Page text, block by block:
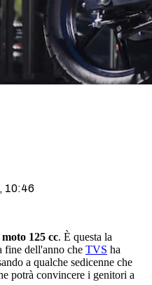
10:46
125 cc. È questa la
fine dell'anno che TVS ha
a qualche sedicenne che
potrà convincere i genitori a